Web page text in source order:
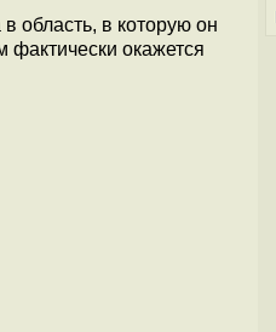
область, в которую он
окажется